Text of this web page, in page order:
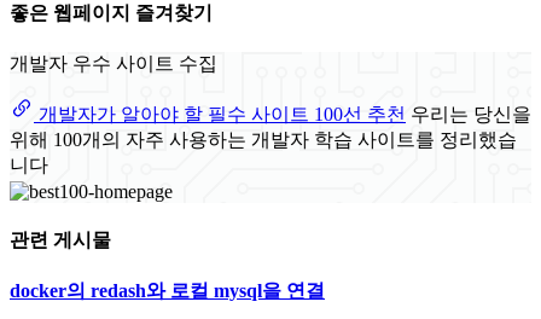
좋은 웹페이지 즐겨찾기
개발자 우수 사이트 수집
개발자가 알아야 할 필수 사이트 100선 추천 우리는 당신을
위해 100개의 자주 사용하는 개발자 학습 사이트를 정리했습
니다
관련 게시물
docker의 redash와 로컬 mysql을 연결